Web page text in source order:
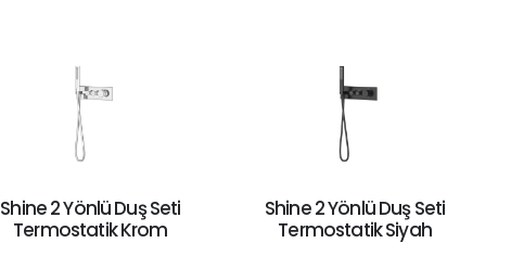
Shine 2 Yönlü Duş Seti
Termostatik Krom
Shine 2 Yönlü Duş Seti
Termostatik Siyah